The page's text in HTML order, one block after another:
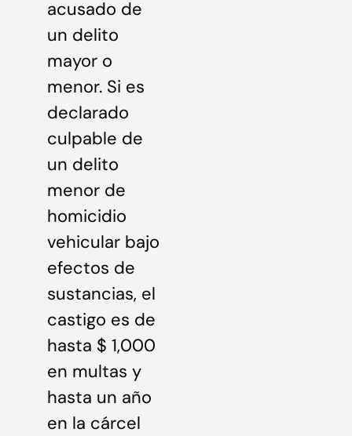
acusado de
un delito
mayor o
menor. Si es
declarado
culpable de
un delito
menor de
homicidio
vehicular bajo
efectos de
sustancias, el
castigo es de
hasta $ 1,000
en multas y
hasta un año
en la cárcel